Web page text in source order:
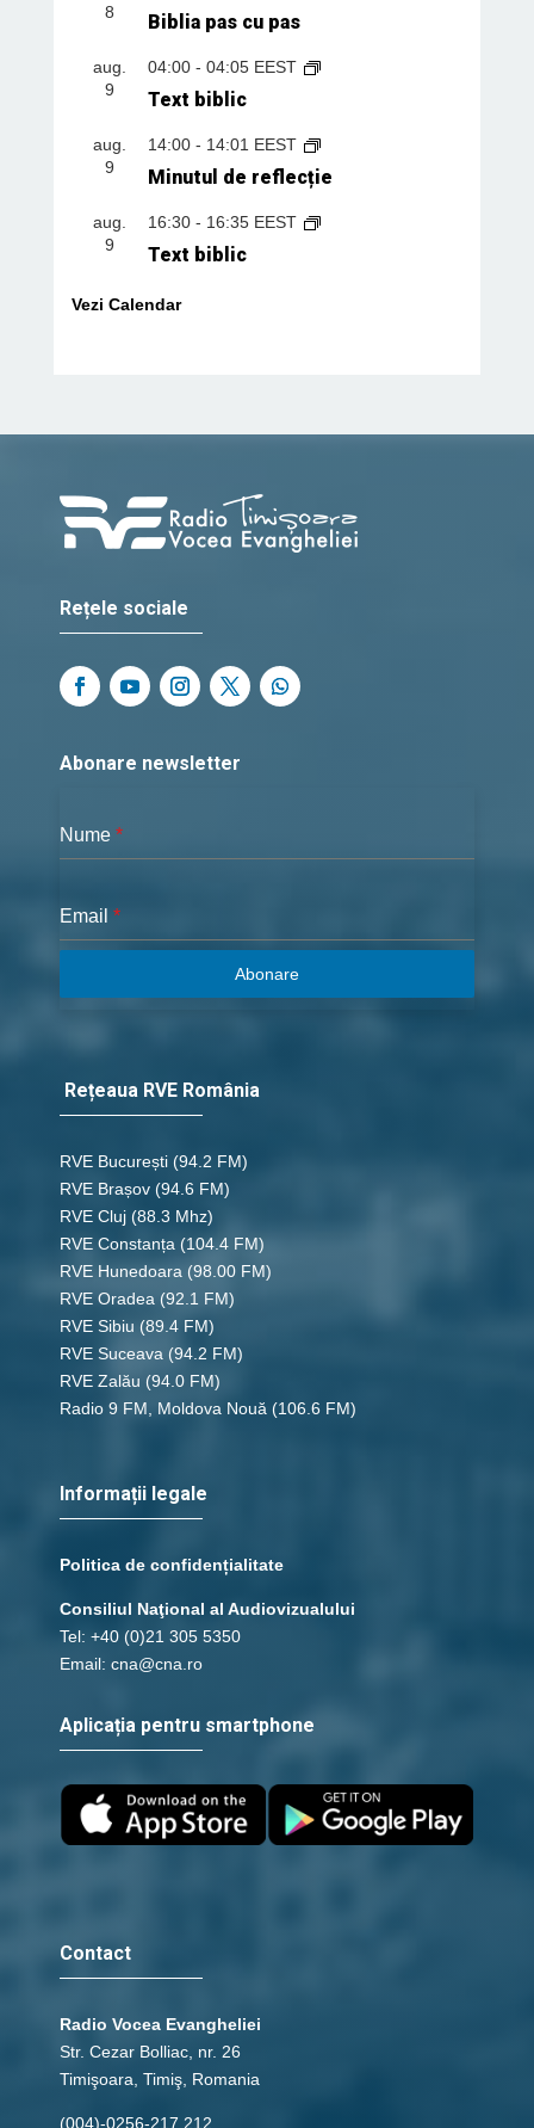
8
Biblia pas cu pas
aug.
9
04:00- 04:05 EEST
Text biblic
aug.
9
14:00- 14:01 EEST
Minutul de reflecție
aug.
9
16:30- 16:35 EEST
Text biblic
Vezi Calendar
Rețele sociale
Abonare newsletter
Nume *
Email *
Abonare
Rețeaua RVE România
RVE București (94.2 FM)
RVE Brașov (94.6 FM)
RVE Cluj (88.3 Mhz)
RVE Constanța (104.4 FM)
RVE Hunedoara (98.00 FM)
RVE Oradea (92.1 FM)
RVE Sibiu (89.4 FM)
RVE Suceava (94.2 FM)
RVE Zalău (94.0 FM)
Radio 9 FM, Moldova Nouă (106.6 FM)
Informații legale
Politica de confidențialitate
Consiliul Naţional al Audiovizualului
Tel: +40 (0)21 305 5350
Email: cna@cna.ro
Aplicația pentru smartphone
Contact
Radio Vocea Evangheliei
Str. Cezar Bolliac, nr. 26
Timişoara, Timiş, Romania
(004)-0256-217.212